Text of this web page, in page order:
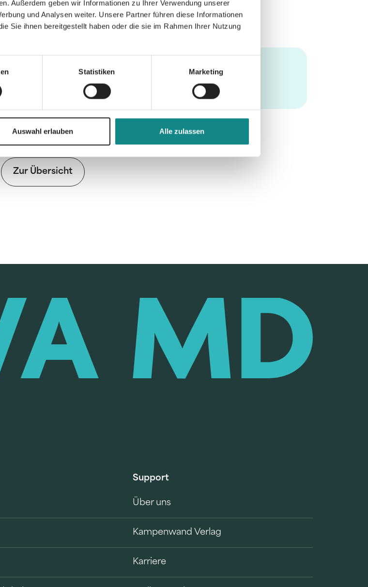
Außerdem geben wir Informationen zu Ihrer Verwendung unserer
und Analysen weiter. Unsere Partner führen diese Informationen
Sie ihnen bereitgestellt haben oder die sie im Rahmen Ihrer Nutzung
Statistiken Marketing
Auswahl erlauben Alle zulassen
Rauch, Chantals Bookparadise)
Zur Übersicht
Support
Über uns
Kampenwand Verlag
Karriere